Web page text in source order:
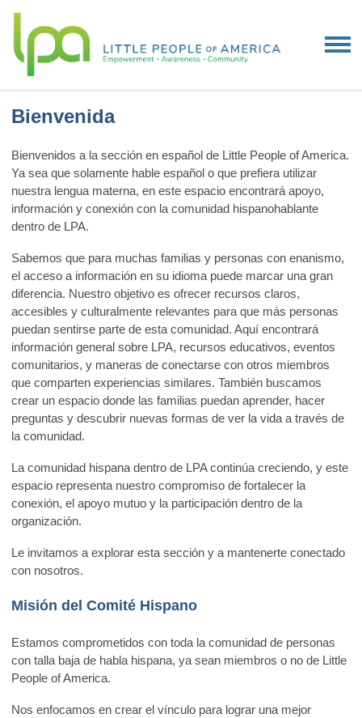
Bienvenida
Bienvenidos a la sección en español de Little People of America.
Ya sea que solamente hable español o que prefiera utilizar
nuestra lengua materna, en este espacio encontrará apoyo,
información y conexión con la comunidad hispanohablante
dentro de LPA.
Sabemos que para muchas familias y personas con enanismo,
el acceso a información en su idioma puede marcar una gran
diferencia. Nuestro objetivo es ofrecer recursos claros,
accesibles y culturalmente relevantes para que más personas
puedan sentirse parte de esta comunidad. Aquí encontrará
información general sobre LPA, recursos educativos, eventos
comunitarios, y maneras de conectarse con otros miembros
que comparten experiencias similares. También buscamos
crear un espacio donde las familias puedan aprender, hacer
preguntas y descubrir nuevas formas de ver la vida a través de
la comunidad.
La comunidad hispana dentro de LPA continúa creciendo, y este
espacio representa nuestro compromiso de fortalecer la
conexión, el apoyo mutuo y la participación dentro de la
organización.
Le invitamos a explorar esta sección y a mantenerte conectado
con nosotros.
Misión del Comité Hispano
Estamos comprometidos con toda la comunidad de personas
con talla baja de habla hispana, ya sean miembros o no de Little
People of America.
Nos enfocamos en crear el vínculo para lograr una mejor